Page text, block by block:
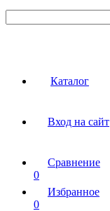
Каталог
Вход на сайт
Сравнение
0
Избранное
0